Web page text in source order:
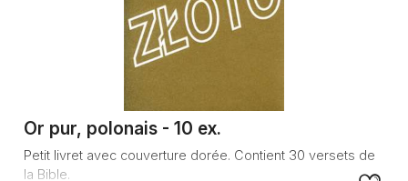
Or pur, polonais - 10 ex.
Petit livret avec couverture dorée. Contient 30 versets de
la Bible.